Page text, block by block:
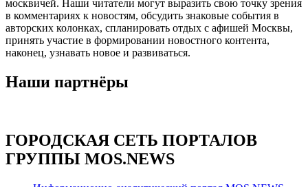
москвичей. Наши читатели могут выразить свою точку зрения
в комментариях к новостям, обсудить знаковые события в
авторских колонках, спланировать отдых с афишей Москвы,
принять участие в формировании новостного контента,
наконец, узнавать новое и развиваться.
Наши партнёры
ГОРОДСКАЯ СЕТЬ ПОРТАЛОВ
ГРУППЫ MOS.NEWS